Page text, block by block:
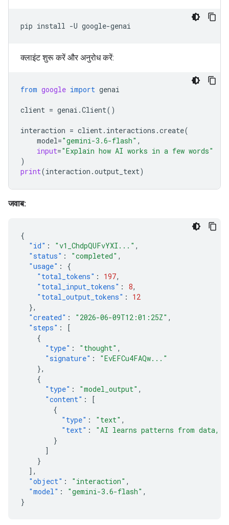
pip install -U
क्लाइंट शुरू करें और अनुरोध करें:
from google import genai
client = genai .Client()
interaction = client. interactions .create(
model="gemini-3.6-flash" ,
input="Explain how AI works in a few words"
)
print(interaction .output_text)
जवाब:
{
"id" : "v1_ChdpQUFvYXI..." ,
"status" : "completed" ,
"usage" :
{
"total_tokens" : 197,
"total_input_tokens" : 8,
"total_output_tokens" :
12
},
"created" : "2026-06-09T12:01:25Z" ,
"steps" :
[
{
"type" : "thought" ,
"signature" :
"EvEFCu4FAQw..."
},
{
"type" : "model_output" ,
"content" :
[
{
"type" : "text" ,
"text" :
"AI learns patterns from data,
}
]
}
],
"object" : "interaction" ,
"model" : "gemini-3.6-flash" ,
}